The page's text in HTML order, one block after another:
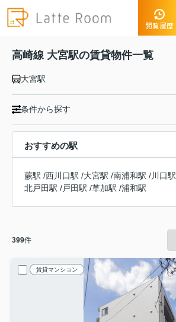
閲覧履歴
高崎線 大宮駅の賃貸物件一覧
大宮駅
条件から探す
おすすめの駅
蕨駅 /西川口駅 /大宮駅 /南浦和駅 /川口駅
北戸田駅 /戸田駅 /草加駅 /浦和駅
399件
賃貸マンション